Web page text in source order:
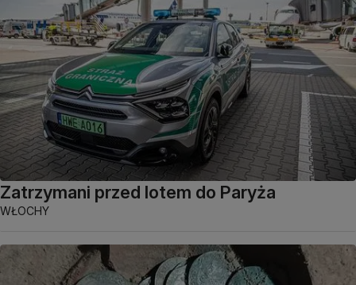
Zatrzymani przed lotem do Paryża
WŁOCHY